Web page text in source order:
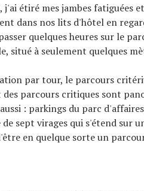
étiré mes jambes fatiguées
dans nos lits d'hôtel en
quelques heures sur le
situé à seulement quelques
par tour, le parcours
parcours critiques sont
: parkings du parc
de sept virages qui s'étend sur
en quelque sorte un